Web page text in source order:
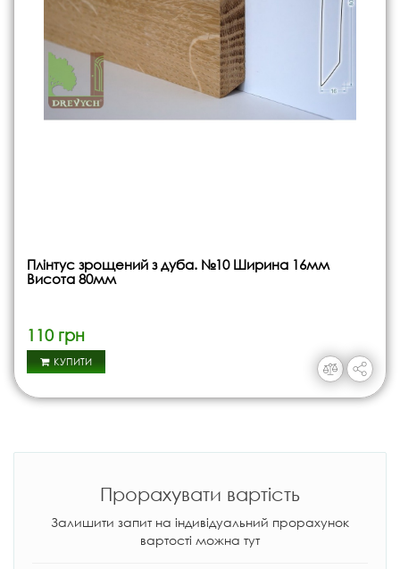
Плінтус зрощений з дуба. №10 Ширина 16мм
Висота 80мм
110 грн
КУПИТИ
Прорахувати вартість
Залишити запит на індивідуальний прорахунок
вартості можна тут